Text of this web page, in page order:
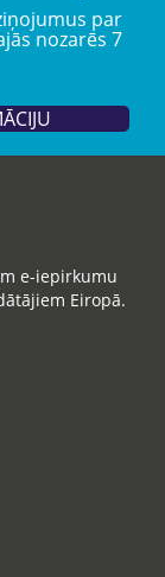
par
nozarēs 7
e-iepirkumu
Eiropā.